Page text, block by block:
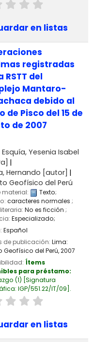
en listas
registradas
RSTT del
Mantaro-
debido al
de Pisco del 15 de
de 2007
Yesenia Isabel
Hernando [autor]
Geofísico del Perú
material: Texto;
caracteres normales ;
No es ficción ;
Especializado;
Español
de publicación: Lima:
Geofísico del Perú,2007
Ítems
para préstamo:
(1) Signatura
IGP/551.22/IT/09 .
en listas